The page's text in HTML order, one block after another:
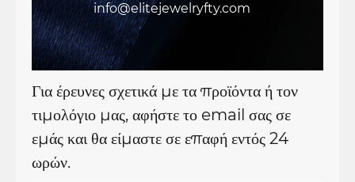
info@elitejewelryfty.com
Για έρευνες σχετικά με τα προϊόντα ή τον
τιμολόγιο μας, αφήστε το email σας σε
εμάς και θα είμαστε σε επαφή εντός 24
ωρών.